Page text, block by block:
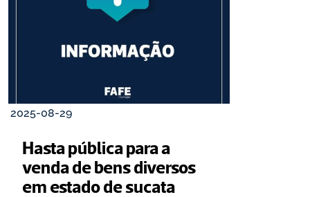
2025-08-29
Hasta pública para a
venda de bens diversos
em estado de sucata